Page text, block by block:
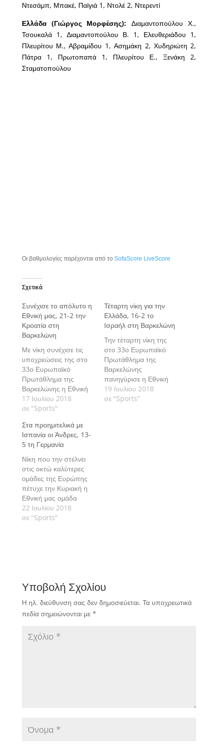
Ντεσάμπ, Μπακέ, Παϊγιά 1, Ντολέ 2, Ντερεντί
Ελλάδα (Γιώργος Μορφέσης): Διαμαντοπούλου Χ.,
Τσουκαλά 1, Διαμαντοπούλου Β. 1, Ελευθεριάδου 1,
Πλευρίτου Μ., Αβραμίδου 1, Ασημάκη 2, Χυδηριώτη 2,
Πάτρα 1, Πρωτοπαπά 1, Πλευρίτου Ε., Ξενάκη 2,
Σταματοπούλου
Οι βαθμολογίες παρέχονται από το SofaScore LiveScore
Σχετικά
Συνέχισε το απόλυτο η
Εθνική μας, 21-2 την
Κροατία στη
Βαρκελώνη
Με νίκη συνέχισε τις
υποχρεώσεις της στο
33ο Ευρωπαϊκό
Πρωτάθλημα της
Βαρκελώνης η Εθνική
μας ομάδα Γυναικών,
που επικράτησε με το
Κροατία και διατήρησε
το απόλυτο των νικών.
17 Ιουλίου 2018
σε "Sports"
Τέταρτη νίκη για την
Ελλάδα, 16-2 το
Ισραήλ στη Βαρκελώνη
Την τέταρτη νίκη της
στο 33ο Ευρωπαϊκό
Πρωτάθλημα της
Βαρκελώνης
πανηγύρισε η Εθνική
μας ομάδα των
Γυναικών, που
19 Ιουλίου 2018
σε "Sports"
Στα προημιτελικά με
Ισπανία οι Άνδρες, 13-
5 τη Γερμανία
Νίκη που την στέλνει
στις οκτώ καλύτερες
ομάδες της Ευρώπης
πέτυχε την Κυριακή η
Εθνική μας ομάδα
υδατοσφαίρισης
Ανδρών, στο 33ο
22 Ιουλίου 2018
σε "Sports"
Υποβολή Σχολίου
Η ηλ. διεύθυνση σας δεν δημοσιεύεται. Τα υποχρεωτικά
πεδία σημειώνονται με *